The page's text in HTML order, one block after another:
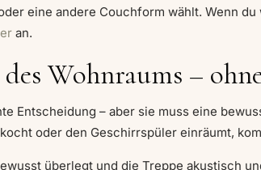
eine andere Couchform wählt. Wenn
an.
Wohnraums –
Entscheidung – aber sie muss eine
oder den Geschirrspüler einräumt,
überlegt und die Treppe akustisch